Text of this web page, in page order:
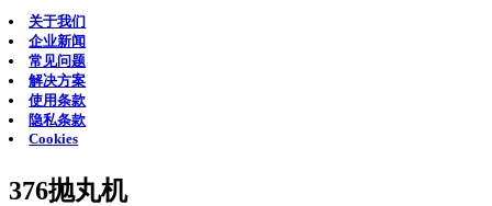
关于我们
企业新闻
常见问题
解决方案
使用条款
隐私条款
Cookies
376抛丸机